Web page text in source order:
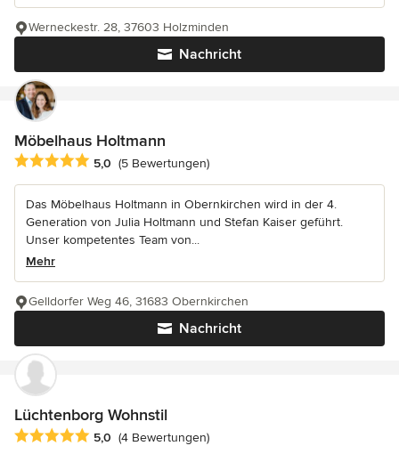
Nachricht
Werneckestr. 28, 37603 Holzminden
Möbelhaus Holtmann
Durchschnittliche Bewertung: 5 von 5 Sternen
5,0 (5 Bewertungen)
Das Möbelhaus Holtmann in Obernkirchen wird in der 4.
Generation von Julia Holtmann und Stefan Kaiser geführt.
Unser kompetentes Team von...
Mehr
Nachricht
Gelldorfer Weg 46, 31683 Obernkirchen
Lüchtenborg Wohnstil
Durchschnittliche Bewertung: 5 von 5 Sternen
5,0 (4 Bewertungen)